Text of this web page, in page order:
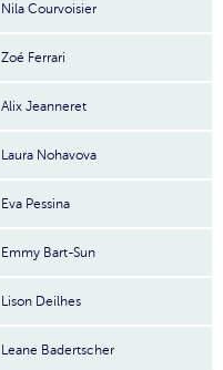
Nila Courvoisier
Zoé Ferrari
Alix Jeanneret
Laura Nohavova
Eva Pessina
Emmy Bart-Sun
Lison Deilhes
Leane Badertscher